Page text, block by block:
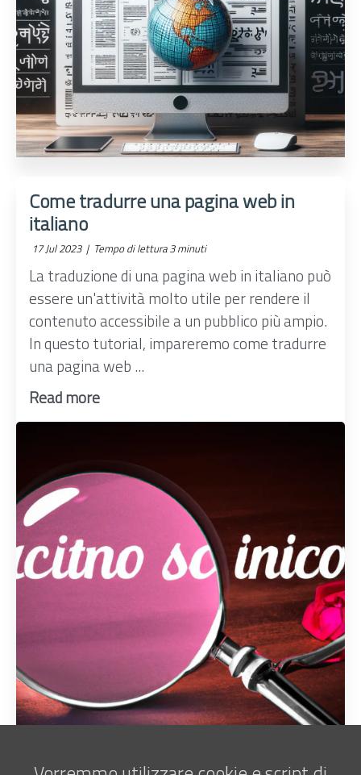
Come tradurre una pagina web in
italiano
17 Jul 2023 | Tempo di lettura 3 minuti
La traduzione di una pagina web in italiano può
essere un'attività molto utile per rendere il
contenuto accessibile a un pubblico più ampio.
In questo tutorial, impareremo come tradurre
una pagina web ...
Read more